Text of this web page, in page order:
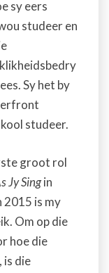
sy eers
studeer en
Sy het by
kool studeer.
groot rol
Jy Singin
2015 is my
Om op die
hoe die
is die